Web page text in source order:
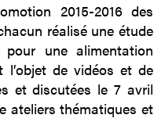
2015-2016 des
réalisé une étude
une alimentation
de vidéos et de
et discutées le 7 avril
ateliers thématiques et